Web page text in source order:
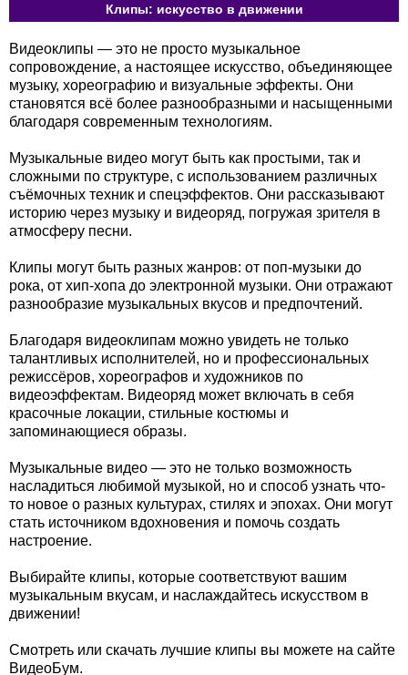
Клипы: искусство в движении
Видеоклипы — это не просто музыкальное
сопровождение, а настоящее искусство, объединяющее
музыку, хореографию и визуальные эффекты. Они
становятся всё более разнообразными и насыщенными
благодаря современным технологиям.
Музыкальные видео могут быть как простыми, так и
сложными по структуре, с использованием различных
съёмочных техник и спецэффектов. Они рассказывают
историю через музыку и видеоряд, погружая зрителя в
атмосферу песни.
Клипы могут быть разных жанров: от поп-музыки до
рока, от хип-хопа до электронной музыки. Они отражают
разнообразие музыкальных вкусов и предпочтений.
Благодаря видеоклипам можно увидеть не только
талантливых исполнителей, но и профессиональных
режиссёров, хореографов и художников по
видеоэффектам. Видеоряд может включать в себя
красочные локации, стильные костюмы и
запоминающиеся образы.
Музыкальные видео — это не только возможность
насладиться любимой музыкой, но и способ узнать что-
то новое о разных культурах, стилях и эпохах. Они могут
стать источником вдохновения и помочь создать
настроение.
Выбирайте клипы, которые соответствуют вашим
музыкальным вкусам, и наслаждайтесь искусством в
движении!
Смотреть или скачать лучшие клипы вы можете на сайте
ВидеоБум.